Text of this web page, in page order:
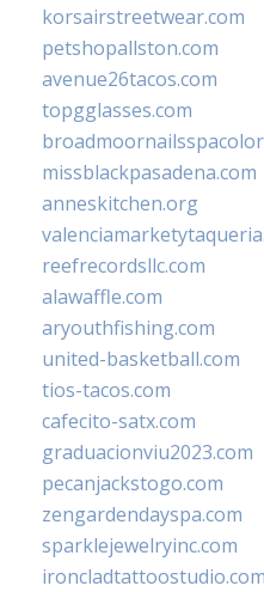
korsairstreetwear.com
petshopallston.com
avenue26tacos.com
topgglasses.com
missblackpasadena.com
anneskitchen.org
reefrecordsllc.com
alawaffle.com
aryouthfishing.com
united-basketball.com
tios-tacos.com
cafecito-satx.com
graduacionviu2023.com
pecanjackstogo.com
zengardendayspa.com
sparklejewelryinc.com
ironcladtattoostudio.com